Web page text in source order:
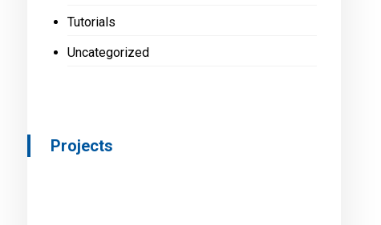
Tutorials
Uncategorized
Projects